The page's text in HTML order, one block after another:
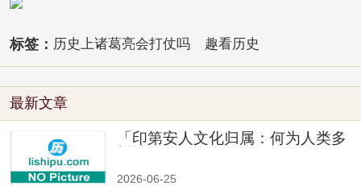
标签： 历史上诸葛亮会打仗吗 趣看历史
最新文章
「印第安人文化归属：何为人类多
2026-06-25